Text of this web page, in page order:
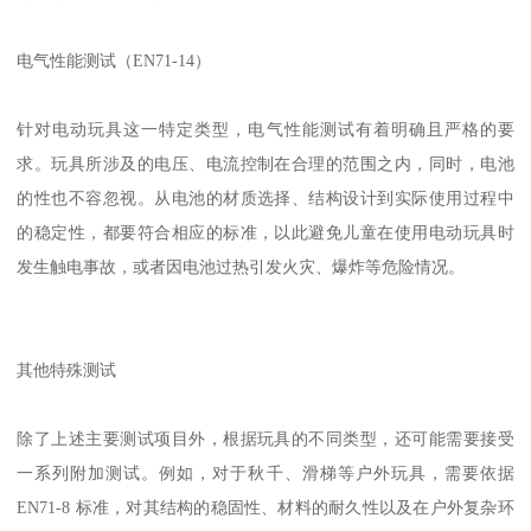
电气性能测试（EN71-14）
针对电动玩具这一特定类型，电气性能测试有着明确且严格的要
求。玩具所涉及的电压、电流控制在合理的范围之内，同时，电池
的性也不容忽视。从电池的材质选择、结构设计到实际使用过程中
的稳定性，都要符合相应的标准，以此避免儿童在使用电动玩具时
发生触电事故，或者因电池过热引发火灾、爆炸等危险情况。
其他特殊测试
除了上述主要测试项目外，根据玩具的不同类型，还可能需要接受
一系列附加测试。例如，对于秋千、滑梯等户外玩具，需要依据
EN71-8 标准，对其结构的稳固性、材料的耐久性以及在户外复杂环